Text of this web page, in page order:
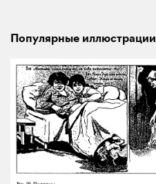
Популярные иллюстрации